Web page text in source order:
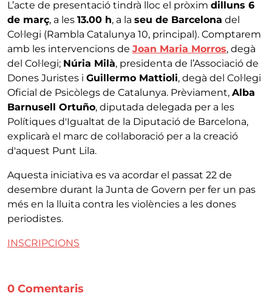
L’acte de presentació tindrà lloc el pròxim dilluns 6
de març, a les 13.00 h, a la seu de Barcelona del
Col·legi (Rambla Catalunya 10, principal). Comptarem
amb les intervencions de Joan Maria Morros, degà
del Col·legi; Núria Milà, presidenta de l’Associació de
Dones Juristes i Guillermo Mattioli, degà del Col·legi
Oficial de Psicòlegs de Catalunya. Prèviament, Alba
Barnusell Ortuño, diputada delegada per a les
Polítiques d'Igualtat de la Diputació de Barcelona,
explicarà el marc de col·laboració per a la creació
d'aquest Punt Lila.
Aquesta iniciativa es va acordar el passat 22 de
desembre durant la Junta de Govern per fer un pas
més en la lluita contra les violències a les dones
periodistes.
INSCRIPCIONS
0 Comentaris